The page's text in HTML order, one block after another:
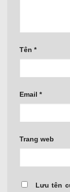
Tên *
Email *
Trang web
Lưu tên